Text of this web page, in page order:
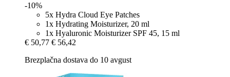
-10%
5x Hydra Cloud Eye Patches
1x Hydrating Moisturizer, 20 ml
1x Hyaluronic Moisturizer SPF 45, 15 ml
€ 50,77 € 56,42
Brezplačna dostava do 10 avgust